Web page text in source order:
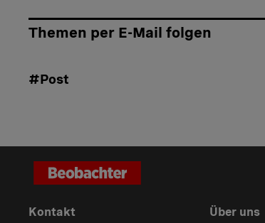
Themen per E-Mail folgen
#Post
Kontakt Über uns